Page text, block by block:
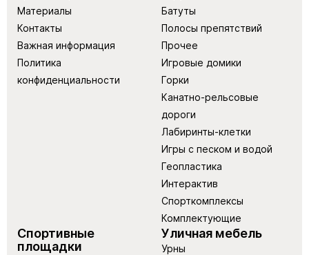
Материалы
Контакты
Важная информация
Политика
конфиденциальности
Батуты
Полосы препятствий
Прочее
Игровые домики
Горки
Канатно-рельсовые
дороги
Лабиринты-клетки
Игры с песком и водой
Геопластика
Интерактив
Спорткомплексы
Комплектующие
Спортивные
площадки
Уличная мебель
Урны